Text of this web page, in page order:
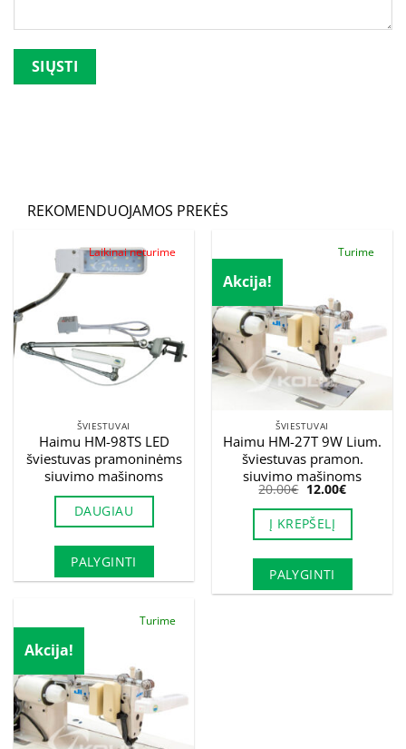
REKOMENDUOJAMOS PREKĖS
Laikinai neturime
ŠVIESTUVAI
Haimu HM-98TS LED
šviestuvas pramoninėms
siuvimo mašinoms
DAUGIAU
PALYGINTI
Akcija!
Turime
ŠVIESTUVAI
Haimu HM-27T 9W Lium.
šviestuvas pramon.
siuvimo mašinoms
20.00€ Original
was:
20.00€.
12.00€Current
is:
Į KREPŠELĮ
PALYGINTI
Akcija!
Turime